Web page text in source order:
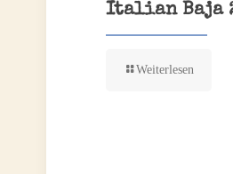
Italian Baja
Weiterlesen